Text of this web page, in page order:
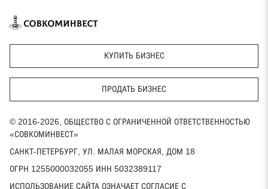
КУПИТЬ БИЗНЕС
ПРОДАТЬ БИЗНЕС
© 2016-2026, ОБЩЕСТВО С ОГРАНИЧЕННОЙ ОТВЕТСТВЕННОСТЬЮ
«СОВКОМИНВЕСТ»
САНКТ-ПЕТЕРБУРГ, УЛ. МАЛАЯ МОРСКАЯ, ДОМ 18
ОГРН 1255000032055 ИНН 5032389117
ИСПОЛЬЗОВАНИЕ САЙТА ОЗНАЧАЕТ СОГЛАСИЕ С